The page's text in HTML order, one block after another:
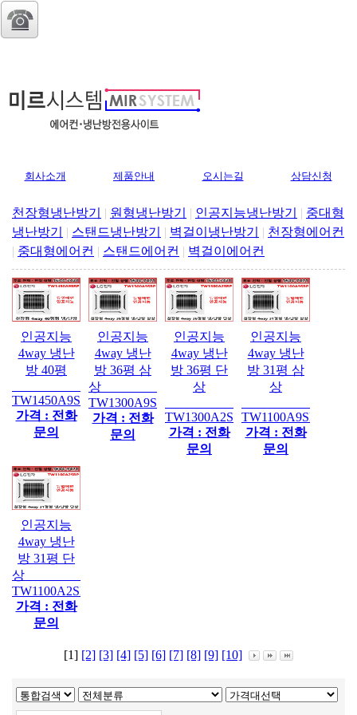
회사소개 제품안내 오시는길 상담신청
천장형냉난방기 | 원형냉난방기 | 인공지능냉난방기 | 중대형
냉난방기
| 스탠드냉난방기 | 벽걸이냉난방기 | 천장형에어컨
| 중대형에어컨 | 스탠드에어컨 | 벽걸이에어컨
인공지능
4way 냉난
방 40평
TW1450A9SRP
가격 : 전화
문의
인공지능
4way 냉난
방 36평 삼
상
TW1300A9SRP
가격 : 전화
문의
인공지능
4way 냉난
방 36평 단
상
TW1300A2SRP
가격 : 전화
문의
인공지능
4way 냉난
방 31평 삼
상
TW1100A9SRP
가격 : 전화
문의
인공지능
4way 냉난
방 31평 단
상
TW1100A2SRP
가격 : 전화
문의
[1] [2] [3] [4] [5] [6] [7] [8] [9] [10]